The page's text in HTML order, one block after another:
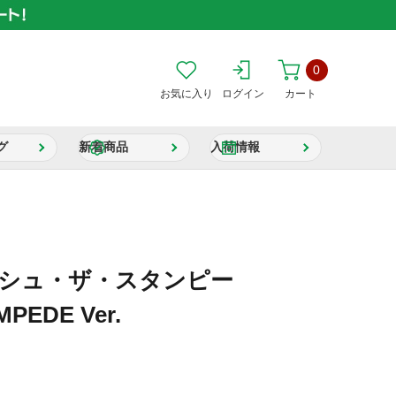
お気に入り ログイン カート
0
新着商品 入荷情報
ュ・ザ・スタンピー
Ver.